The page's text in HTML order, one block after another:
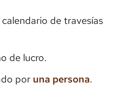
de travesías
de lucro.
por una persona.